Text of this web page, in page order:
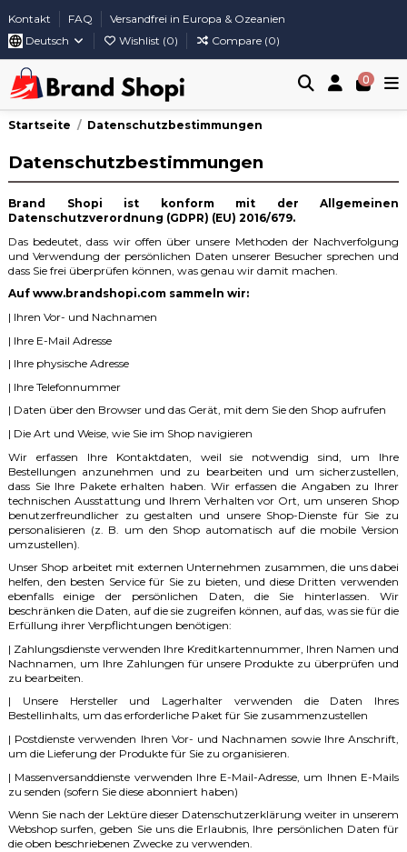
Kontakt FAQ
Versandfrei in Europa & Ozeanien
Deutsch
Wishlist (0) Compare (0)
0
Startseite Datenschutzbestimmungen
Datenschutzbestimmungen
Brand Shopi ist konform mit der Allgemeinen
Datenschutzverordnung (GDPR) (EU) 2016/679.
Das bedeutet, dass wir offen über unsere Methoden der Nachverfolgung
und Verwendung der persönlichen Daten unserer Besucher sprechen und
dass Sie frei überprüfen können, was genau wir damit machen.
Auf www.brandshopi.com sammeln wir:
| Ihren Vor- und Nachnamen
| Ihre E-Mail Adresse
| Ihre physische Adresse
| Ihre Telefonnummer
| Daten über den Browser und das Gerät, mit dem Sie den Shop aufrufen
| Die Art und Weise, wie Sie im Shop navigieren
Wir erfassen Ihre Kontaktdaten, weil sie notwendig sind, um Ihre
Bestellungen anzunehmen und zu bearbeiten und um sicherzustellen,
dass Sie Ihre Pakete erhalten haben. Wir erfassen die Angaben zu Ihrer
technischen Ausstattung und Ihrem Verhalten vor Ort, um unseren Shop
benutzerfreundlicher zu gestalten und unsere Shop-Dienste für Sie zu
personalisieren (z. B. um den Shop automatisch auf die mobile Version
umzustellen).
Unser Shop arbeitet mit externen Unternehmen zusammen, die uns dabei
helfen, den besten Service für Sie zu bieten, und diese Dritten verwenden
ebenfalls einige der persönlichen Daten, die Sie hinterlassen. Wir
beschränken die Daten, auf die sie zugreifen können, auf das, was sie für die
Erfüllung ihrer Verpflichtungen benötigen:
| Zahlungsdienste verwenden Ihre Kreditkartennummer, Ihren Namen und
Nachnamen, um Ihre Zahlungen für unsere Produkte zu überprüfen und
zu bearbeiten.
| Unsere Hersteller und Lagerhalter verwenden die Daten Ihres
Bestellinhalts, um das erforderliche Paket für Sie zusammenzustellen
| Postdienste verwenden Ihren Vor- und Nachnamen sowie Ihre Anschrift,
um die Lieferung der Produkte für Sie zu organisieren.
| Massenversanddienste verwenden Ihre E-Mail-Adresse, um Ihnen E-Mails
zu senden (sofern Sie diese abonniert haben)
Wenn Sie nach der Lektüre dieser Datenschutzerklärung weiter in unserem
Webshop surfen, geben Sie uns die Erlaubnis, Ihre persönlichen Daten für
die oben beschriebenen Zwecke zu verwenden.